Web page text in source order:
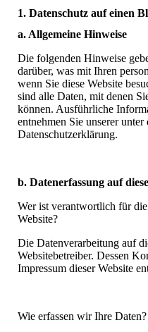
1. Datenschutz auf einen
a. Allgemeine Hinweise
Die folgenden Hinweise
darüber, was mit Ihren
wenn Sie diese Website
sind alle Daten, mit denen
können. Ausführliche
entnehmen Sie unserer
Datenschutzerklärung.
b. Datenerfassung auf
Wer ist verantwortlich für
Website?
Die Datenverarbeitung auf
Websitebetreiber. Dessen
Impressum dieser Website
Wie erfassen wir Ihre Daten?